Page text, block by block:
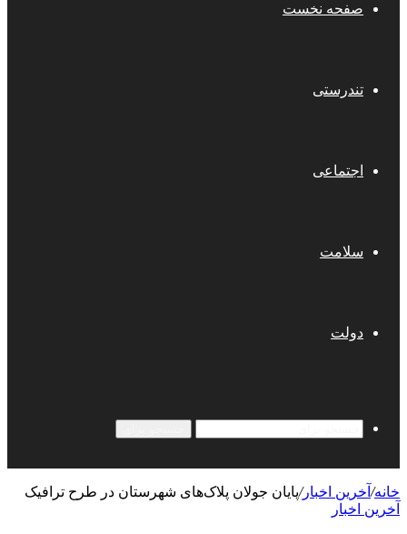
صفحه نخست
تندرستی
اجتماعی
سلامت
دولت
خانه/ آخرین اخبار/پایان جولان پلاک‌های شهرستان در طرح ترافیک
آخرین اخبار